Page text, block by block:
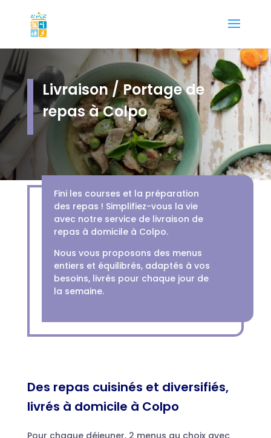
Livraison / Portage de
repas à Colpo
Fini les courses et la préparation
des repas ! Simplifiez-vous la vie
avec notre service de livraison de
repas à domicile à Colpo.
Nous vous proposons des menus
entiers et équilibrés, adaptés à vos
besoins, livrés pour chaque jour de
la semaine.
Des repas cuisinés et diversifiés,
livrés à domicile à Colpo
Pour chaque déjeuner, 2 menus au choix avec